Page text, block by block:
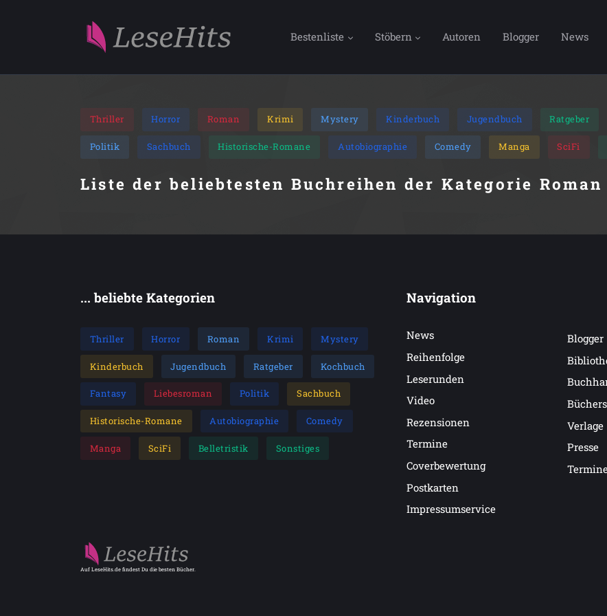
Bestenliste Stöbern Autoren Blogger News
Thriller Horror Roman Krimi Mystery Kinderbuch Jugendbuch Ratgeber
Politik Sachbuch Historische-Romane Autobiographie Comedy Manga SciFi
Liste der beliebtesten Buchreihen der Kategorie Roman
... beliebte Kategorien
Thriller Horror Roman Krimi Mystery
Kinderbuch Jugendbuch Ratgeber Kochbuch
Fantasy Liebesroman Politik Sachbuch
Historische-Romane Autobiographie Comedy
Manga SciFi Belletristik Sonstiges
Navigation
News
Reihenfolge
Leserunden
Video
Rezensionen
Termine
Coverbewertung
Postkarten
Impressumservice
Blogger
Verlage
Presse
Auf LeseHits.de findest Du die besten Bücher.